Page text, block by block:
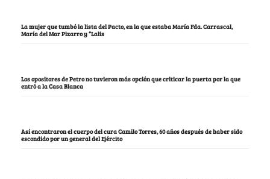
La mujer que tumbó la lista del Pacto, en la que estaba María Fda. Carrascal,
María del Mar Pizarro y “Lalis
Los opositores de Petro no tuvieron más opción que criticar la puerta por la que
entró a la Casa Blanca
Así encontraron el cuerpo del cura Camilo Torres, 60 años después de haber sido
escondido por un general del Ejército